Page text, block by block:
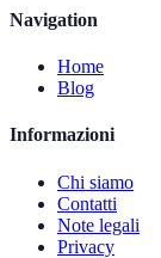
Navigation
Home
Blog
Informazioni
Chi siamo
Contatti
Note legali
Privacy